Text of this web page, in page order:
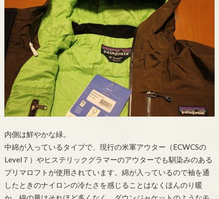
内側は鮮やかな緑。
中綿が入っているタイプで、現行の米軍アウター（ECWCSの
Level７）やヒステリックグラマーのアウターでも馴染みのある
プリマロフトが使用されています。綿が入っているので袖を通
したときのナイロンの冷たさを感じることはなくほんのり暖